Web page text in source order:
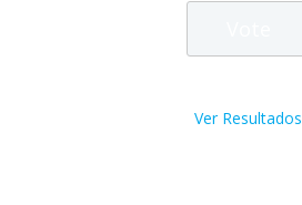
Ver Resultados